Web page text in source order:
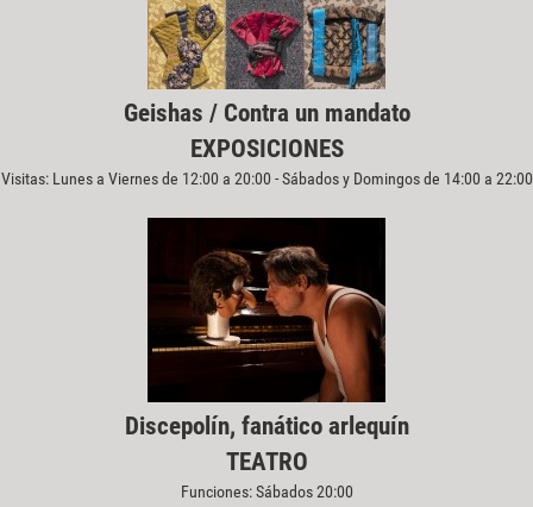
Geishas / Contra un mandato
EXPOSICIONES
Visitas: Lunes a Viernes de 12:00 a 20:00 - Sábados y Domingos de 14:00 a 22:00
Discepolín, fanático arlequín
TEATRO
Funciones: Sábados 20:00